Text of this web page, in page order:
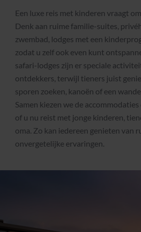
Een luxe reis met kinderen vraagt
Denk aan ruime familie-suites,
zwembad, lodges met een
zodat u zelf ook even kunt
safari-lodges zijn er speciale
ontdekkers, terwijl tieners juist
sporen zoeken, kanoën of een
Samen kiezen we de accommodaties
of u nu reist met jonge kinderen,
oma. Zo kan iedereen genieten van
onvergetelijke ervaringen.